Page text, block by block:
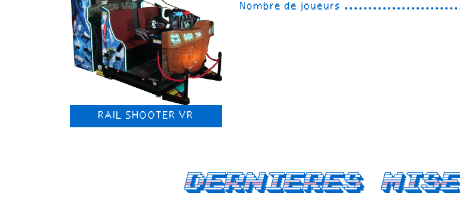
RAIL SHOOTER VR
Nombre de joueurs
Dernieres